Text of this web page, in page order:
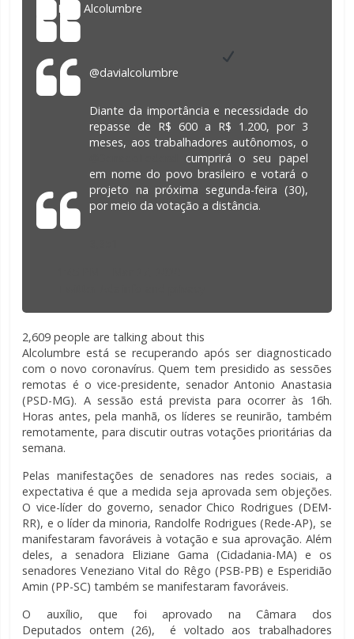
Davi Alcolumbre
@davialcolumbre
Diante da importância e necessidade do
repasse de R$ 600 a R$ 1.200, por 3
meses, aos trabalhadores autônomos, o
cumprirá o seu papel
em nome do povo brasileiro e votará o
projeto na próxima segunda-feira (30),
por meio da votação a distância.
2,609 people are talking about this
Alcolumbre está se recuperando após ser diagnosticado
com o novo coronavírus. Quem tem presidido as sessões
remotas é o vice-presidente, senador Antonio Anastasia
(PSD-MG). A sessão está prevista para ocorrer às 16h.
Horas antes, pela manhã, os líderes se reunirão, também
remotamente, para discutir outras votações prioritárias da
semana.
Pelas manifestações de senadores nas redes sociais, a
expectativa é que a medida seja aprovada sem objeções.
O vice-líder do governo, senador Chico Rodrigues (DEM-
RR), e o líder da minoria, Randolfe Rodrigues (Rede-AP), se
manifestaram favoráveis à votação e sua aprovação. Além
deles, a senadora Eliziane Gama (Cidadania-MA) e os
senadores Veneziano Vital do Rêgo (PSB-PB) e Esperidião
Amin (PP-SC) também se manifestaram favoráveis.
O auxílio, que foi aprovado na Câmara dos
Deputados ontem (26), é voltado aos trabalhadores